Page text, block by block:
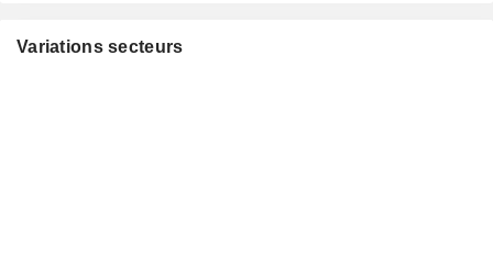
Variations secteurs